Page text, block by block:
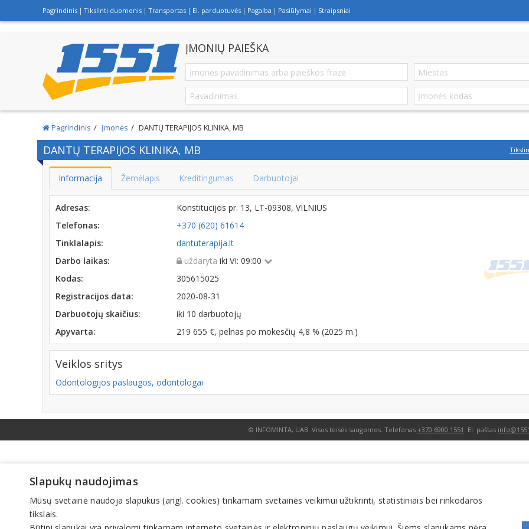
Pagrindinis Tikslinti duomenis Transportas El. parduotuvės Pagalba Pasiūlymai Straipsniai
ĮMONIŲ PAIEŠKA
Pagrindinis Įmonės DANTŲ TERAPIJOS KLINIKA, MB
DANTŲ TERAPIJOS KLINIKA, MB
Informacija Žemėlapis Kreditingumas Darbuotojai
Adresas:
Konstitucijos pr. 13, LT-09308, VILNIUS
Telefonas:
+370 (620) 61614
Tinklalapis:
dantuterapija.lt
Darbo laikas:
uždaryta iki VI: 09:00
Kodas:
305615025
Registracijos data:
2020-08-31
Darbuotojų skaičius:
iki 10 darbuotojų
Apyvarta:
219 655 €, pelnas po mokesčių 4,8 % (2025 m.)
Veiklos sritys
Odontologijos paslaugos, odontologai
© INFOMINTA, UAB. Visos teisės saugomos. Telefonas +370 6900 1551 . El. paštas
Slapukų naudojimas
Mūsų svetainė naudoja slapukus (angl. cookies) tinkamam svetainės veikimui užtikrinti, statistiniais bei rinkodaros
tikslais.